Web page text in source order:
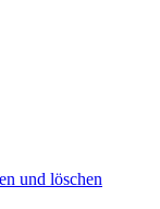
und löschen